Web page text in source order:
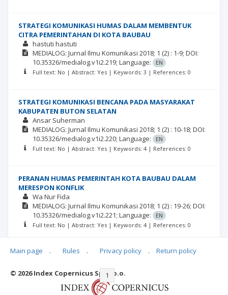
STRATEGI KOMUNIKASI HUMAS DALAM MEMBENTUK
CITRA PEMERINTAHAN DI KOTA BAUBAU
hastuti hastuti
MEDIALOG: Jurnal Ilmu Komunikasi 2018; 1 (2) : 1-9; DOI:
10.35326/medialog.v1i2.219; Language:
EN
Full text: No | Abstract: Yes | Keywords: 3 | References: 0
STRATEGI KOMUNIKASI BENCANA PADA MASYARAKAT
KABUPATEN BUTON SELATAN
Ansar Suherman
MEDIALOG: Jurnal Ilmu Komunikasi 2018; 1 (2) : 10-18; DOI:
10.35326/medialog.v1i2.220; Language:
EN
Full text: No | Abstract: Yes | Keywords: 4 | References: 0
PERANAN HUMAS PEMERINTAH KOTA BAUBAU DALAM
MERESPON KONFLIK
Wa Nur Fida
MEDIALOG: Jurnal Ilmu Komunikasi 2018; 1 (2) : 19-26; DOI:
10.35326/medialog.v1i2.221; Language:
EN
Full text: No | Abstract: Yes | Keywords: 4 | References: 0
|< << 1 2
Main page . Rules . Privacy policy . Return policy
© 2026 Index Copernicus Sp. z o.o.